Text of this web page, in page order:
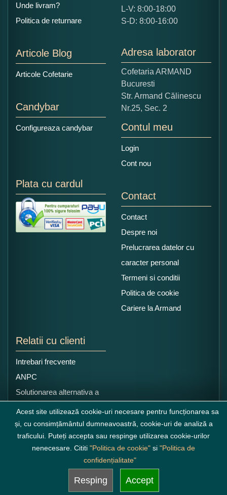
Ce nota acordati acestui produs?
5
Copiati alaturi numarul din imagine:
Unde livram?
Politica de returnare
Articole Blog
Articole Cofetarie
Candybar
Configureaza candybar
L-V: 8:00-18:00
S-D: 8:00-16:00
Adresa laborator
Cofetaria ARMAND
Bucuresti
Str. Armand Călinescu
Nr.25, Sec. 2
Contul meu
Login
Cont nou
Plata cu cardul
Contact
Contact
Despre noi
Prelucrarea datelor cu
caracter personal
Termeni si conditii
Politica de cookie
Cariere la Armand
Relatii cu clienti
Intrebari frecvente
ANPC
Solutionarea alternativa a
litigiilor
Acest site utilizează cookie-uri necesare pentru funcționarea sa
și, cu consimțământul dumneavoastră, cookie-uri de analiză a
traficului. Puteți accepta sau respinge utilizarea cookie-urilor
nenecesare. Cititi "Politica de cookie" si "Politica de
confidențialitate"
Resping Accept